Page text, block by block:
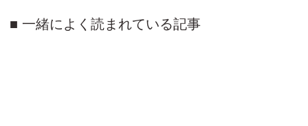
一緒によく読まれている記事